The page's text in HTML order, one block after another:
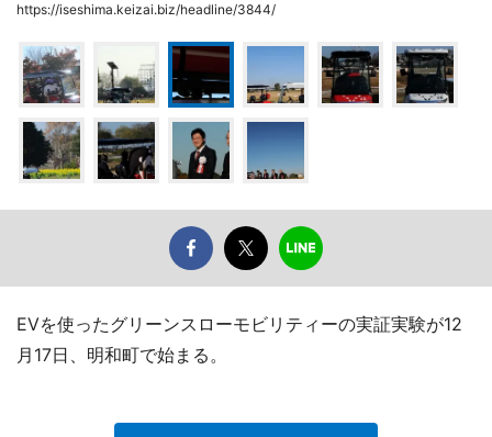
https://iseshima.keizai.biz/headline/3844/
EVを使ったグリーンスローモビリティーの実証実験が12
月17日、明和町で始まる。